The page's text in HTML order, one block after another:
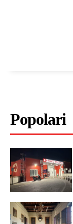
Popolari